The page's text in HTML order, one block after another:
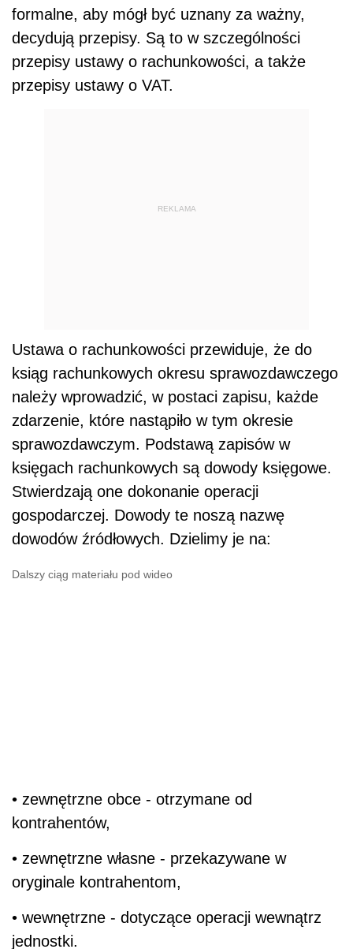
formalne, aby mógł być uznany za ważny,
decydują przepisy. Są to w szczególności
przepisy ustawy o rachunkowości, a także
przepisy ustawy o VAT.
REKLAMA
Ustawa o rachunkowości przewiduje, że do
ksiąg rachunkowych okresu sprawozdawczego
należy wprowadzić, w postaci zapisu, każde
zdarzenie, które nastąpiło w tym okresie
sprawozdawczym. Podstawą zapisów w
księgach rachunkowych są dowody księgowe.
Stwierdzają one dokonanie operacji
gospodarczej. Dowody te noszą nazwę
dowodów źródłowych. Dzielimy je na:
Dalszy ciąg materiału pod wideo
• zewnętrzne obce - otrzymane od
kontrahentów,
• zewnętrzne własne - przekazywane w
oryginale kontrahentom,
• wewnętrzne - dotyczące operacji wewnątrz
jednostki.